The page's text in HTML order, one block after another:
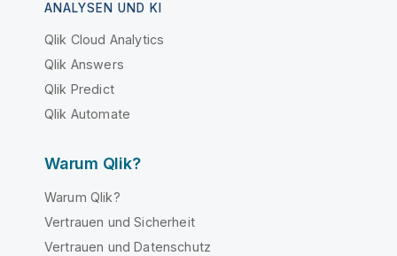
ANALYSEN UND KI
Qlik Cloud Analytics
Qlik Answers
Qlik Predict
Qlik Automate
Warum Qlik?
Warum Qlik?
Vertrauen und Sicherheit
Vertrauen und Datenschutz